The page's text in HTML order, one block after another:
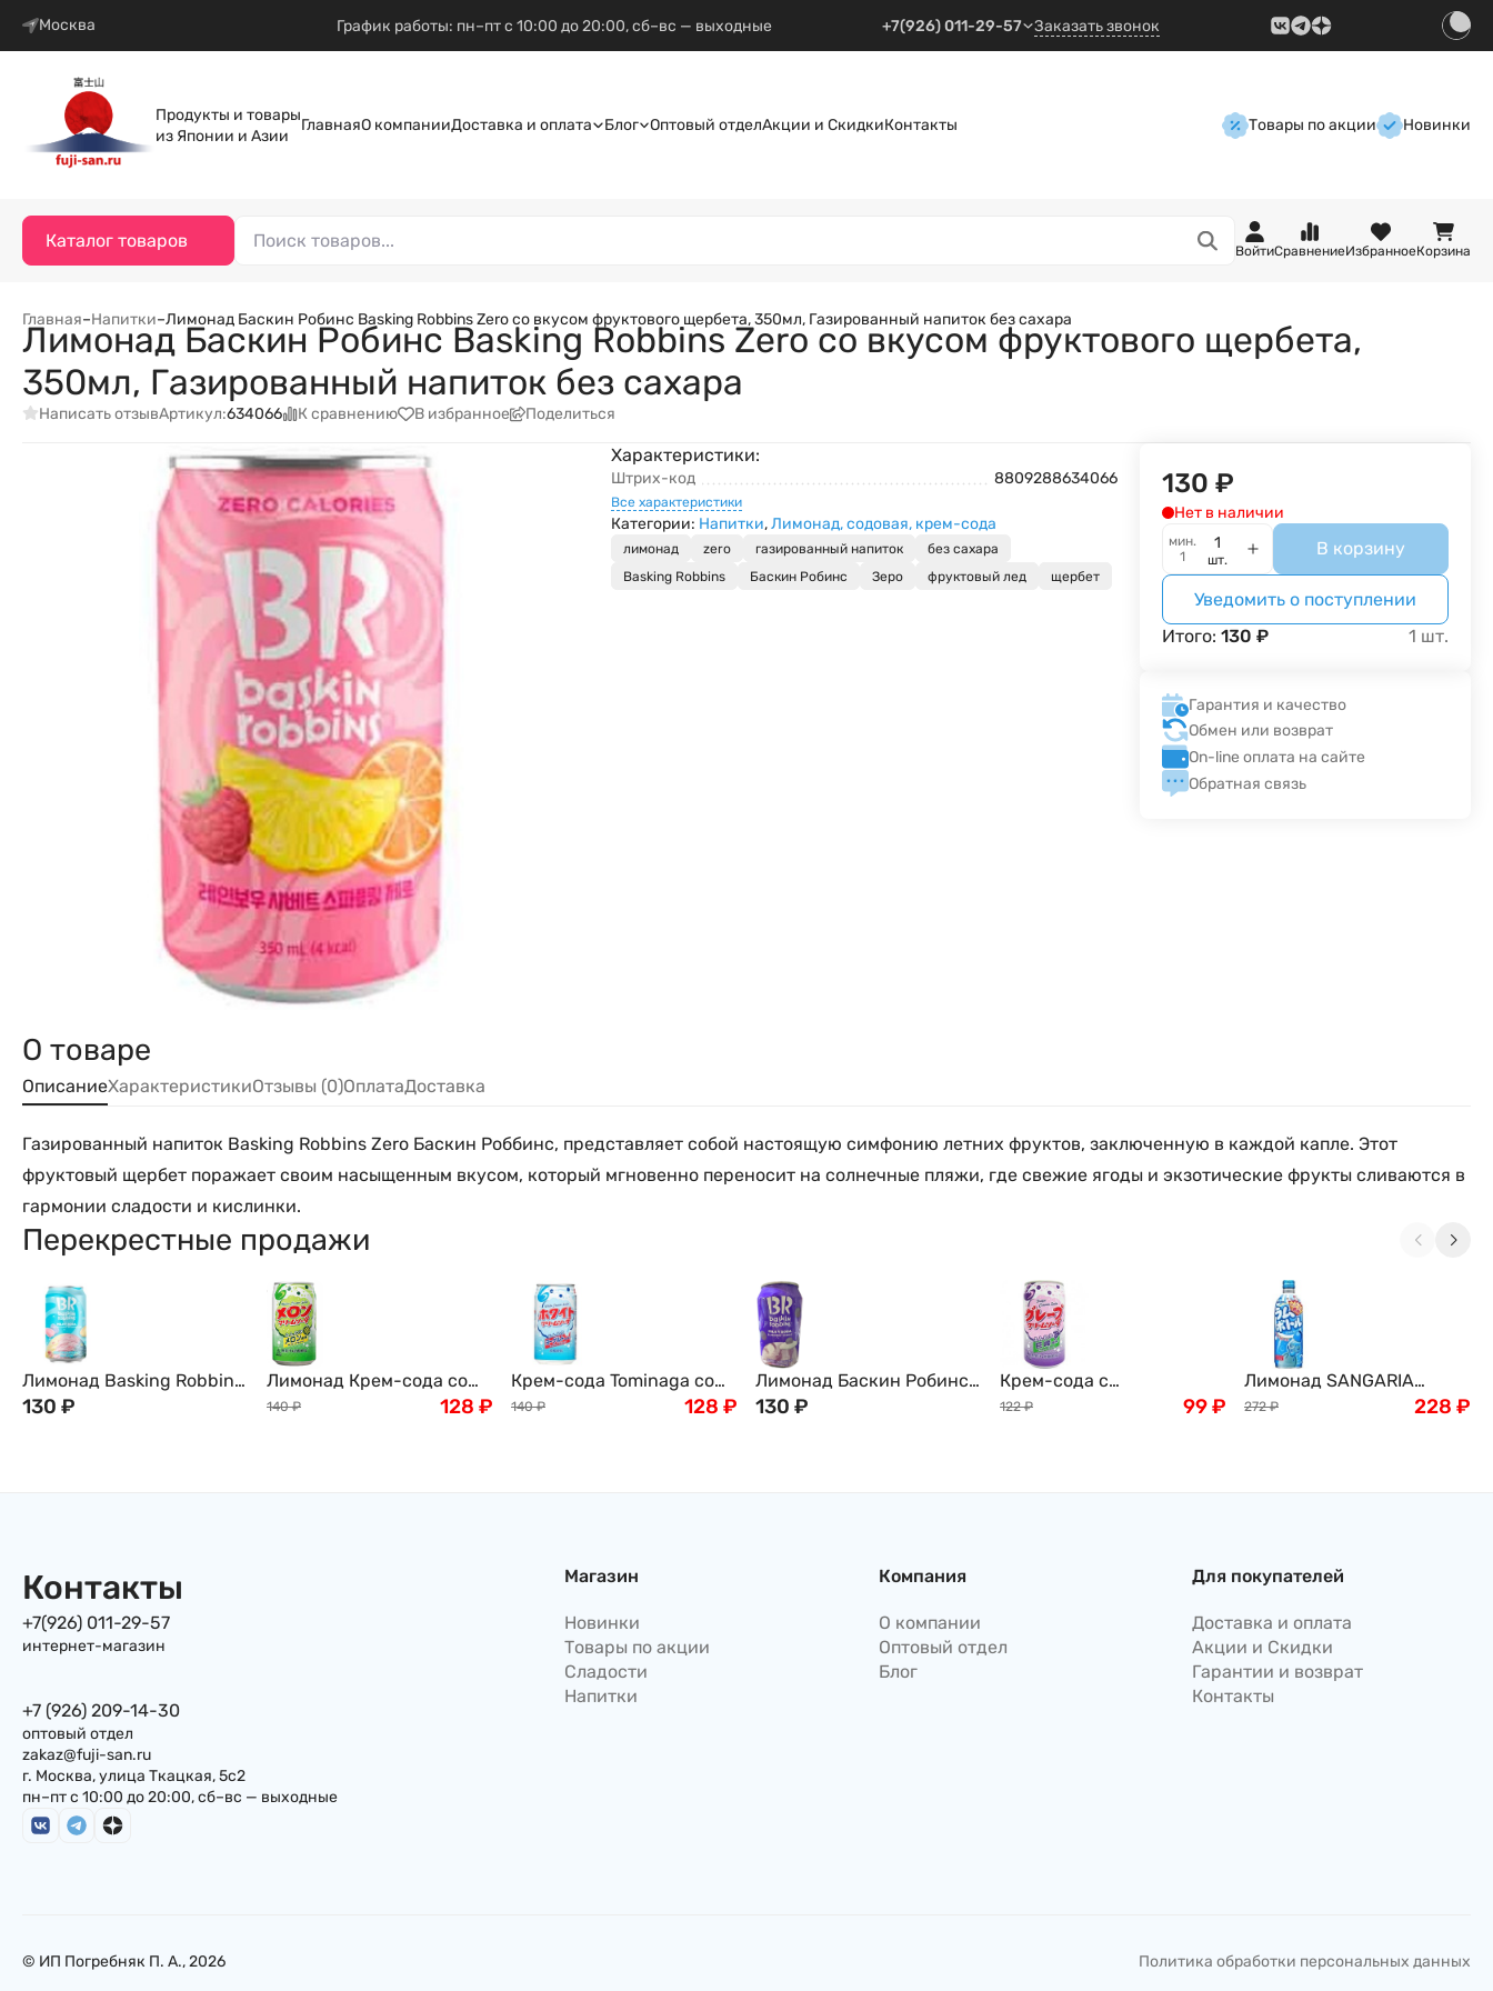
Москва График работы: пн–пт с 10:00 до 20:00, сб–вс — выходные +7(926) 011-29-57 Заказать звонок
Продукты и товары
из Японии и Азии
ГлавнаяО компанииДоставка и оплата Блог Оптовый отделАкции и СкидкиКонтакты Товары по акции Новинки
Каталог товаров
ВойтиСравнениеИзбранноеКорзина
Главная–Напитки–Лимонад Баскин Робинс Basking Robbins Zero со вкусом фруктового щербета, 350мл, Газированный напиток без сахара
Лимонад Баскин Робинс Basking Robbins Zero со вкусом фруктового щербета,
350мл, Газированный напиток без сахара
Написать отзывАртикул:634066 К сравнению В избранное Поделиться
Характеристики:
Штрих-код 8809288634066
Все характеристики
Категории: Напитки,Лимонад, содовая, крем-сода
лимонад zero газированный напиток
без сахара
Basking Robbins
Баскин Робинс Зеро фруктовый лед щербет
130 ₽
Нет в наличии
мин.
1
шт.
В корзину
Уведомить о поступлении
Итого:130 ₽ 1 шт.
Гарантия и качество
Обмен или возврат
On-line оплата на сайте
Обратная связь
О товаре
ОписаниеХарактеристикиОтзывы (0)ОплатаДоставка
Газированный напиток Basking Robbins Zero Баскин Роббинс, представляет собой настоящую симфонию летних фруктов, заключенную в каждой капле. Этот
фруктовый щербет поражает своим насыщенным вкусом, который мгновенно переносит на солнечные пляжи, где свежие ягоды и экзотические фрукты сливаются в
гармонии сладости и кислинки.
Перекрестные продажи
Лимонад Basking Robbins
со вкусом сахарной ваты,
130 ₽
Лимонад Крем-сода со
вкусом Дыни "Томинага"
140 ₽ 128 ₽
Крем-сода Tominaga со
вкусом йогурта, Япония,
140 ₽ 128 ₽
Лимонад Баскин Робинс
Basking Robbins черника-
130 ₽
Крем-сода с
виноградным вкусом
122 ₽ 99₽
Лимонад SANGARIA
Рамунэ, Япония, 500г
272 ₽ 228 ₽
Контакты
+7(926) 011-29-57
интернет-магазин
+7 (926) 209-14-30
оптовый отдел
zakaz@fuji-san.ru
г. Москва, улица Ткацкая, 5с2
пн–пт с 10:00 до 20:00, сб–вс — выходные
Магазин
Новинки
Товары по акции
Сладости
Напитки
Компания
О компании
Оптовый отдел
Блог
Для покупателей
Доставка и оплата
Акции и Скидки
Гарантии и возврат
Контакты
© ИП Погребняк П. А., 2026 Политика обработки персональных данных